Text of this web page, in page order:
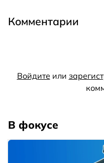
Комментарии
Войдите или
В фокусе